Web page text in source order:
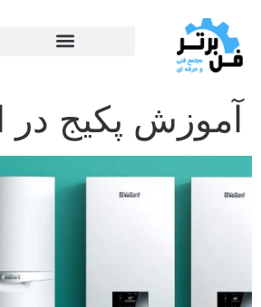
آموزش پکیج در